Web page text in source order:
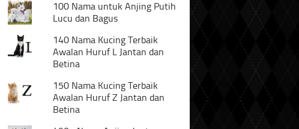
100 Nama untuk Anjing Putih
Lucu dan Bagus
140 Nama Kucing Terbaik
Awalan Huruf L Jantan dan
Betina
150 Nama Kucing Terbaik
Awalan Huruf Z Jantan dan
Betina